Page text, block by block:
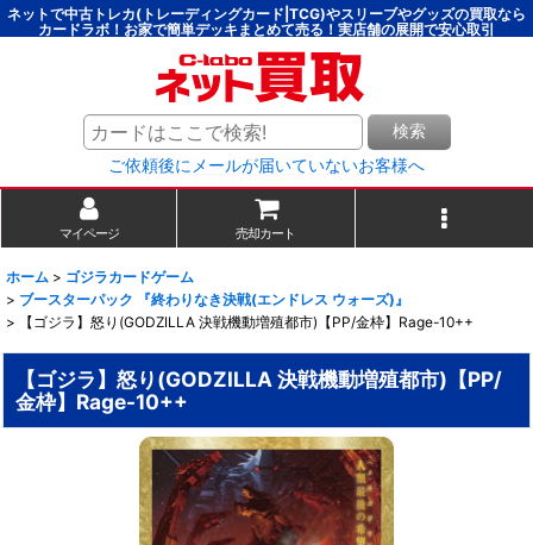
ネットで中古トレカ(トレーディングカード|TCG)やスリーブやグッズの買取なら
カードラボ！お家で簡単デッキまとめて売る！実店舗の展開で安心取引
検索
ご依頼後にメールが届いていないお客様へ
マイページ 売却カート
ホーム > ゴジラカードゲーム
> ブースターパック 『終わりなき決戦(エンドレス ウォーズ)』
>
【ゴジラ】怒り(GODZILLA 決戦機動増殖都市)【PP/金枠】Rage-10++
【ゴジラ】怒り(GODZILLA 決戦機動増殖都市)【PP/
金枠】Rage-10++